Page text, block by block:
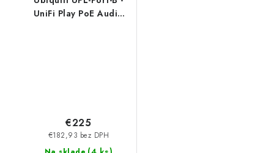
UniFi Play PoE Audio
€182,93 bez DPH
€225